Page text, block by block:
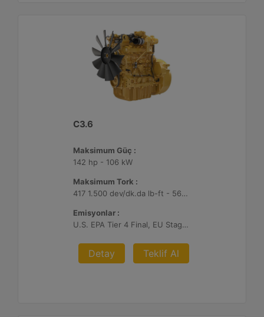
C3.6
Maksimum Güç :
142 hp - 106 kW
Maksimum Tork :
417 1.500 dev/dk.da lb-ft - 566 1.500 dev/dk.da Nm
Emisyonlar :
U.S. EPA Tier 4 Final, EU Stage V, Japan 2014
Detay Teklif Al